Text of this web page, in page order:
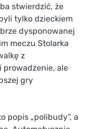
stwierdzić, że
tylko dzieckiem
dysponowanej
meczu Stolarka
z
prowadzenie, ale
gry
popis „polibudy”, a